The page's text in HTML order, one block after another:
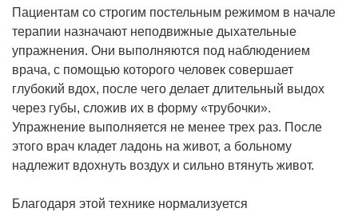
Пациентам со строгим постельным режимом в начале
терапии назначают неподвижные дыхательные
упражнения. Они выполняются под наблюдением
врача, с помощью которого человек совершает
глубокий вдох, после чего делает длительный выдох
через губы, сложив их в форму «трубочки».
Упражнение выполняется не менее трех раз. После
этого врач кладет ладонь на живот, а больному
надлежит вдохнуть воздух и сильно втянуть живот.
Благодаря этой технике нормализуется